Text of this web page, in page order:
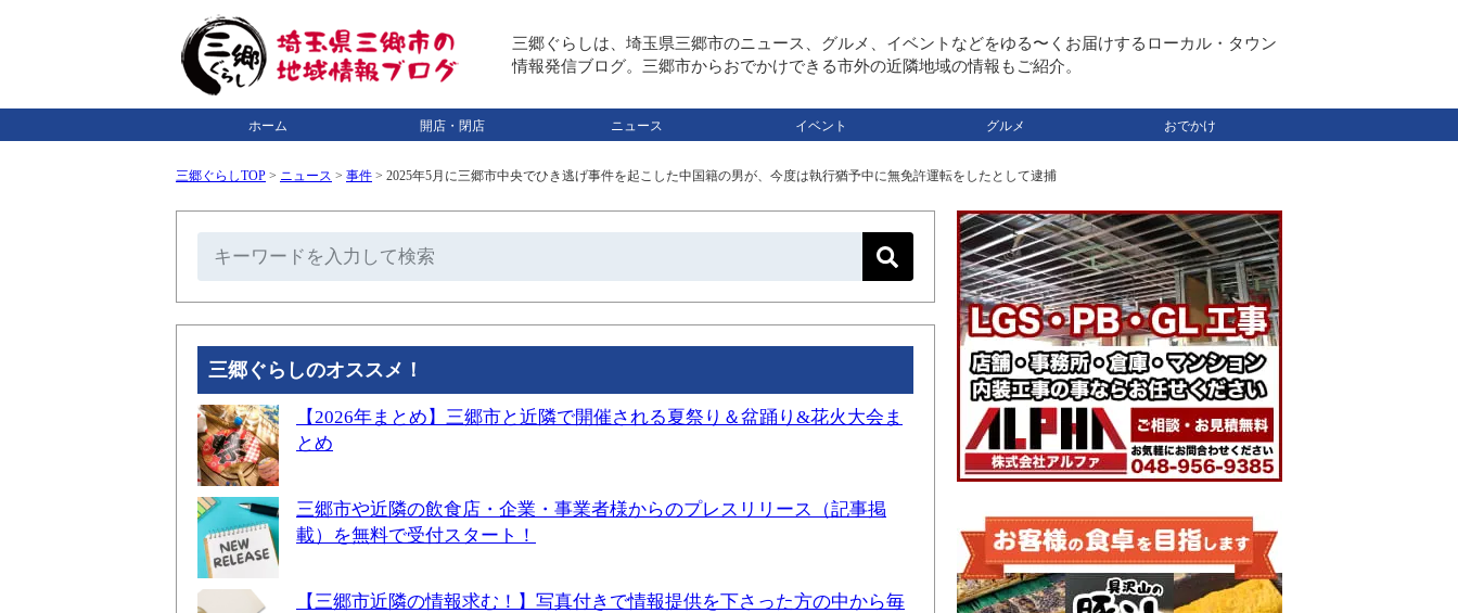
三郷ぐらしは、埼玉県三郷市のニュース、グルメ、イベントなどをゆる〜くお届けするローカル・タウン
情報発信ブログ。三郷市からおでかけできる市外の近隣地域の情報もご紹介。
ホーム 開店・閉店 ニュース イベント グルメ おでかけ
三郷ぐらしTOP > ニュース > 事件 > 2025年5月に三郷市中央でひき逃げ事件を起こした中国籍の男が、今度は執行猶予中に無免許運転をしたとして逮捕
三郷ぐらしのオススメ！
【2026年まとめ】三郷市と近隣で開催される夏祭り＆盆踊り&花火大会ま
とめ
三郷市や近隣の飲食店・企業・事業者様からのプレスリリース（記事掲
載）を無料で受付スタート！
【三郷市近隣の情報求む！】写真付きで情報提供を下さった方の中から毎